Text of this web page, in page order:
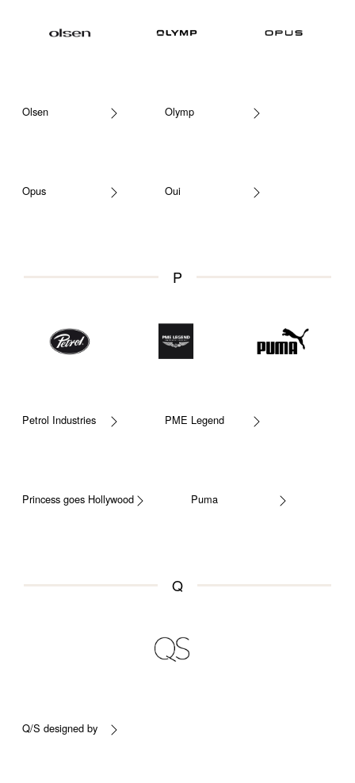
Olsen Olymp
Opus Oui
P
Petrol Industries PME Legend
Princess goes Hollywood Puma
Q
Q/S designed by